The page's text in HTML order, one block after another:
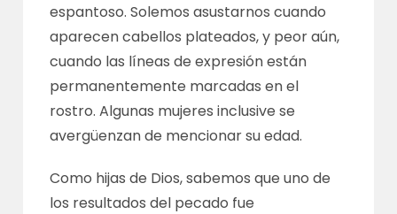
espantoso. Solemos asustarnos cuando
aparecen cabellos plateados, y peor aún,
cuando las líneas de expresión están
permanentemente marcadas en el
rostro. Algunas mujeres inclusive se
avergüenzan de mencionar su edad.
Como hijas de Dios, sabemos que uno de
los resultados del pecado fue